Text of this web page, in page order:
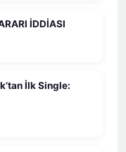
İDDİASI
İlk Single: